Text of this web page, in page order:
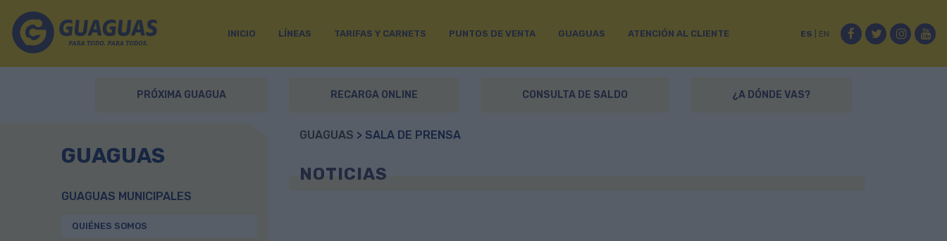
INICIO LÍNEAS TARIFAS Y CARNETS PUNTOS DE VENTA GUAGUAS ATENCIÓN AL CLIENTE Facebook
Twitter
ES EN
PRÓXIMA GUAGUA RECARGA ONLINE CONSULTA DE SALDO ¿A DÓNDE VAS?
GUAGUAS
GUAGUAS MUNICIPALES
QUIÉNES SOMOS
GUAGUAS > SALA DE PRENSA
NOTICIAS